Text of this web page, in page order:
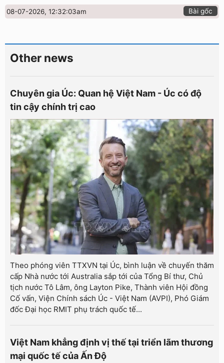
08-07-2026, 12:32:03am Bài gốc
Other news
Chuyên gia Úc: Quan hệ Việt Nam - Úc có độ
tin cậy chính trị cao
Theo phóng viên TTXVN tại Úc, bình luận về chuyến thăm
cấp Nhà nước tới Australia sắp tới của Tổng Bí thư, Chủ
tịch nước Tô Lâm, ông Layton Pike, Thành viên Hội đồng
Cố vấn, Viện Chính sách Úc - Việt Nam (AVPI), Phó Giám
đốc Đại học RMIT phụ trách quốc tế...
Việt Nam khẳng định vị thế tại triển lãm thương
mại quốc tế của Ấn Độ